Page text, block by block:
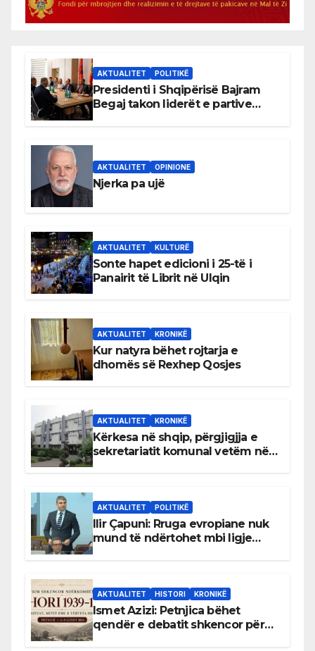
AKTUALITET POLITIKË
Presidenti i Shqipërisë Bajram
Begaj takon liderët e partive
AKTUALITET OPINIONE
Njerka pa ujë
AKTUALITET KULTURË
Sonte hapet edicioni i 25-të i
Panairit të Librit në Ulqin
AKTUALITET KRONIKË
Kur natyra bëhet rojtarja e
dhomës së Rexhep Qosjes
AKTUALITET KRONIKË
Kërkesa në shqip, përgjigjja e
sekretariatit komunal vetëm në
AKTUALITET POLITIKË
Ilir Çapuni: Rruga evropiane nuk
mund të ndërtohet mbi ligje
AKTUALITET HISTORI KRONIKË
Ismet Azizi: Petnjica bëhet
qendër e debatit shkencor për